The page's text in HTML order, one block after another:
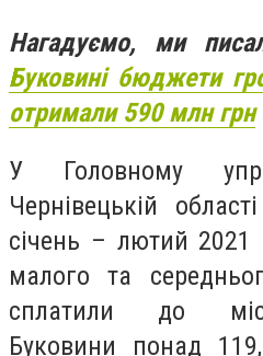
Нагадуємо, ми
Буковині бюджети
отримали 590 млн грн
У Головному
Чернівецькій
січень – лютий 2021
малого та
сплатили до
Буковини понад